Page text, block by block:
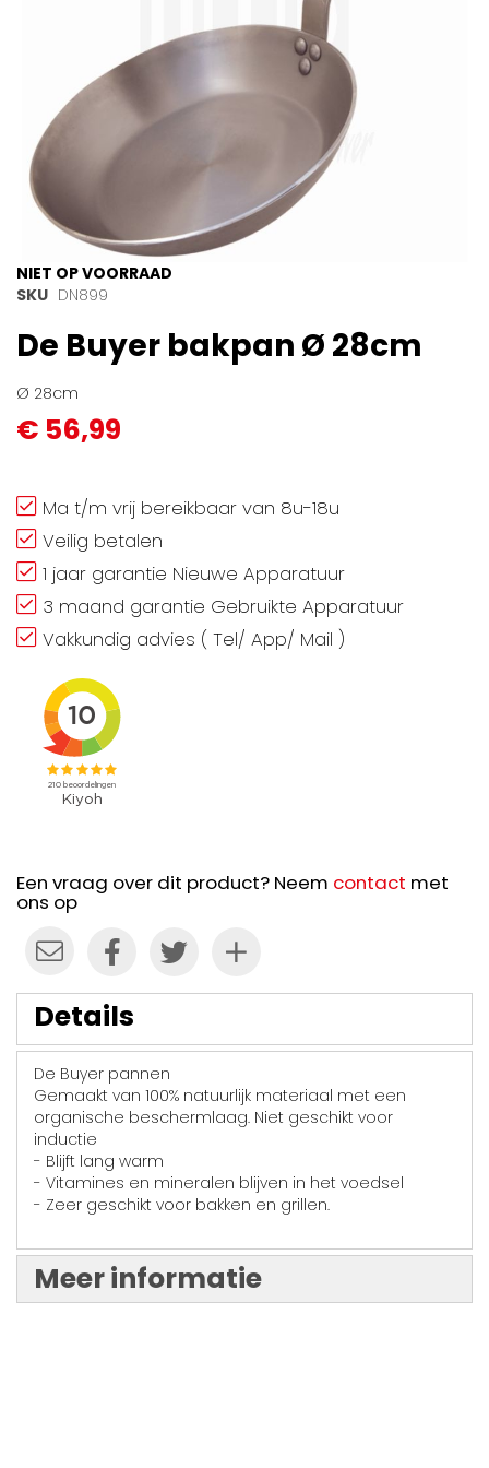
Ga
naar
begin
van
afbeeldingen-
gallerij
NIET OP VOORRAAD
SKU DN899
De Buyer bakpan Ø 28cm
Ø 28cm
€ 56,99
Ma t/m vrij bereikbaar van 8u-18u
Veilig betalen
1 jaar garantie Nieuwe Apparatuur
3 maand garantie Gebruikte Apparatuur
Vakkundig advies ( Tel/ App/ Mail )
Een vraag over dit product? Neem contact met
ons op
Details
De Buyer pannen
Gemaakt van 100% natuurlijk materiaal met een
organische beschermlaag. Niet geschikt voor
inductie
- Blijft lang warm
- Vitamines en mineralen blijven in het voedsel
- Zeer geschikt voor bakken en grillen.
Meer informatie